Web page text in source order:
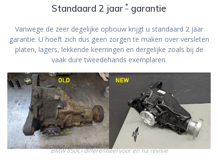
Standaard 2 jaar *garantie
Vanwege de zeer degelijke opbouw krijgt u standaard 2 jaar
garantie. U hoeft zich dus geen zorgen te maken over versleten
platen, lagers, lekkende keerringen en dergelijke zoals bij de
vaak dure tweedehands exemplaren.
BMW 850Ci differentieel voor en na revisie